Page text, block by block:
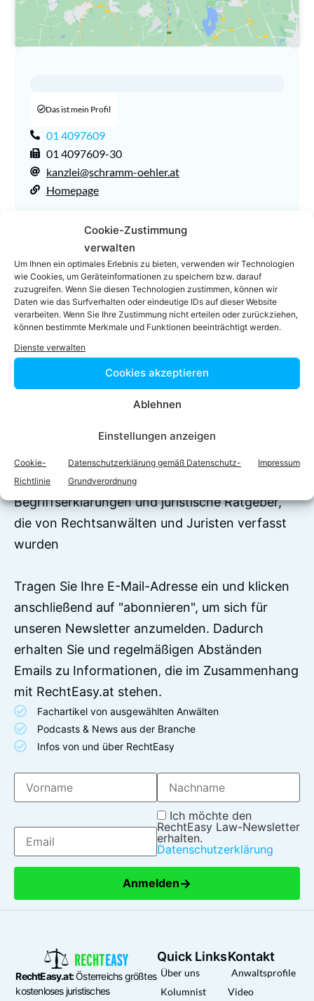
Cookie-Zustimmung
verwalten
Um Ihnen ein optimales Erlebnis zu bieten, verwenden wir Technologien
wie Cookies, um Geräteinformationen zu speichern bzw. darauf
zuzugreifen. Wenn Sie diesen Technologien zustimmen, können wir
Daten wie das Surfverhalten oder eindeutige IDs auf dieser Website
verarbeiten. Wenn Sie Ihre Zustimmung nicht erteilen oder zurückziehen,
können bestimmte Merkmale und Funktionen beeinträchtigt werden.
Dienste verwalten
Cookies akzeptieren
Ablehnen
Einstellungen anzeigen
Cookie-
Richtlinie
Datenschutzerklärung gemäß Datenschutz-
Grundverordnung
Impressum
Das ist mein Profil
01 4097609
01 4097609-30
kanzlei@schramm-oehler.at
Homepage
Facebook Twitter
LinkedIn
Jetzt zum Newsletter
anmelden!
Auf RechtEasy befinden sich über 7500
Begriffserklärungen und juristische Ratgeber,
die von Rechtsanwälten und Juristen verfasst
wurden
Tragen Sie Ihre E-Mail-Adresse ein und klicken
anschließend auf "abonnieren", um sich für
unseren Newsletter anzumelden. Dadurch
erhalten Sie und regelmäßigen Abständen
Emails zu Informationen, die im Zusammenhang
mit RechtEasy.at stehen.
Fachartikel von ausgewählten Anwälten
Podcasts & News aus der Branche
Infos von und über RechtEasy
Ich möchte den
RechtEasy Law-Newsletter
erhalten.
Datenschutzerklärung
Anmelden→
RechtEasy.at:Österreichs größtes
kostenloses juristisches
Quick Links
Über uns
Kolumnist
Kontakt
Anwaltsprofile
Video